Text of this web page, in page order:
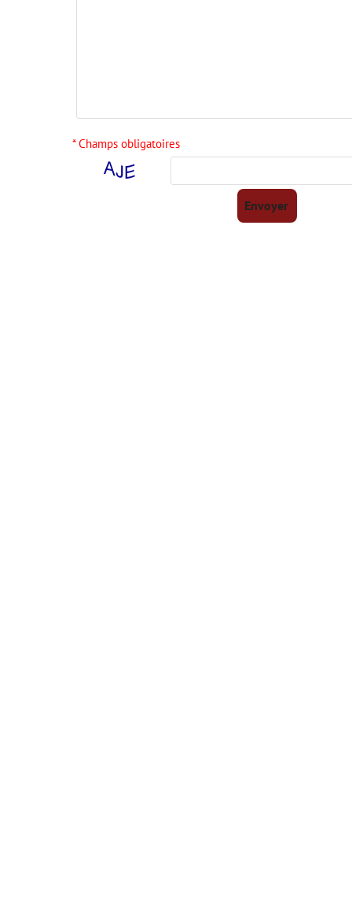
* Champs obligatoires
Envoyer